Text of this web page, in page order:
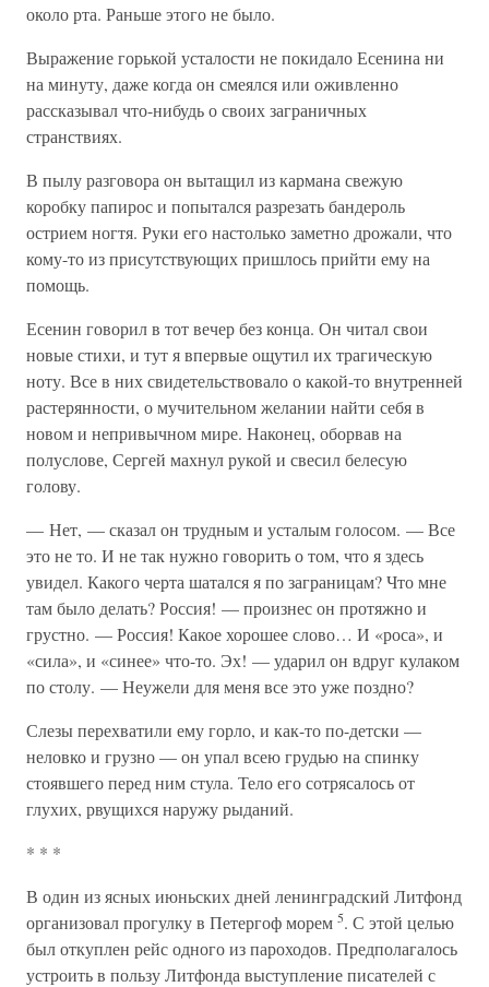
около рта. Раньше этого не было.
Выражение горькой усталости не покидало Есенина ни
на минуту, даже когда он смеялся или оживленно
рассказывал что-нибудь о своих заграничных
странствиях.
В пылу разговора он вытащил из кармана свежую
коробку папирос и попытался разрезать бандероль
острием ногтя. Руки его настолько заметно дрожали, что
кому-то из присутствующих пришлось прийти ему на
помощь.
Есенин говорил в тот вечер без конца. Он читал свои
новые стихи, и тут я впервые ощутил их трагическую
ноту. Все в них свидетельствовало о какой-то внутренней
растерянности, о мучительном желании найти себя в
новом и непривычном мире. Наконец, оборвав на
полуслове, Сергей махнул рукой и свесил белесую
голову.
— Нет, — сказал он трудным и усталым голосом. — Все
это не то. И не так нужно говорить о том, что я здесь
увидел. Какого черта шатался я по заграницам? Что мне
там было делать? Россия! — произнес он протяжно и
грустно. — Россия! Какое хорошее слово… И «роса», и
«сила», и «синее» что-то. Эх! — ударил он вдруг кулаком
по столу. — Неужели для меня все это уже поздно?
Слезы перехватили ему горло, и как-то по-детски —
неловко и грузно — он упал всею грудью на спинку
стоявшего перед ним стула. Тело его сотрясалось от
глухих, рвущихся наружу рыданий.
* * *
В один из ясных июньских дней ленинградский Литфонд
организовал прогулку в Петергоф морем 5. С этой целью
был откуплен рейс одного из пароходов. Предполагалось
устроить в пользу Литфонда выступление писателей с